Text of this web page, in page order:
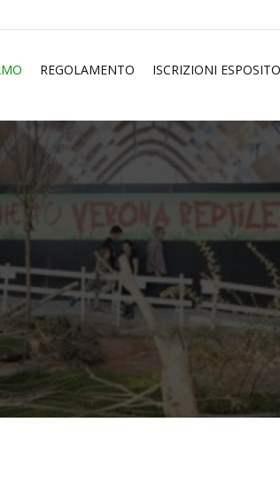
REGOLAMENTO ISCRIZIONI